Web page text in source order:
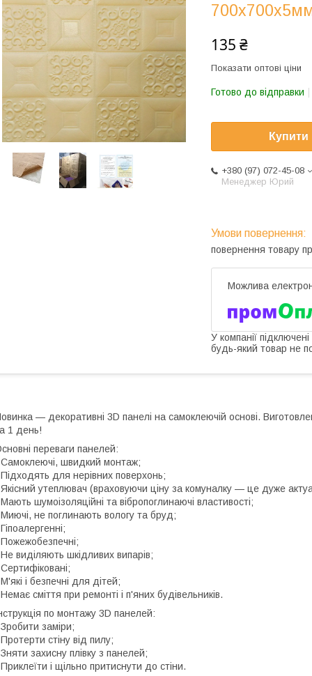
135 ₴
Показати оптові ціни
Готово до відправки
Купити
+380 (97) 072-45-08
Менеджер Юрий
повернення товару
У компанії
будь-який товар не
— декоративні 3D панелі на самоклеючій основі.
1 день!
переваги панелей:
швидкий монтаж;
для нерівних поверхонь;
утеплювач (враховуючи ціну за комуналку — це дуже
шумоізоляційні та вібропоглинаючі властивості;
не поглинають вологу та бруд;
виділяють шкідливих випарів;
і безпечні для дітей;
сміття при ремонті і п'яних будівельників.
по монтажу 3D панелей:
заміри;
стіну від пилу;
захисну плівку з панелей;
і щільно притиснути до стіни.